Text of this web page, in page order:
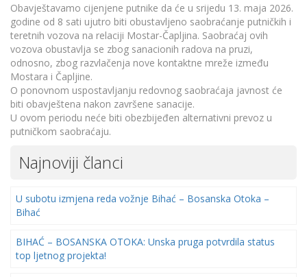
Obavještavamo cijenjene putnike da će u srijedu 13. maja 2026.
godine od 8 sati ujutro biti obustavljeno saobraćanje putničkih i
teretnih vozova na relaciji Mostar-Čapljina. Saobraćaj ovih
vozova obustavlja se zbog sanacionih radova na pruzi,
odnosno, zbog razvlačenja nove kontaktne mreže između
Mostara i Čapljine.
O ponovnom uspostavljanju redovnog saobraćaja javnost će
biti obavještena nakon završene sanacije.
U ovom periodu neće biti obezbijeđen alternativni prevoz u
putničkom saobraćaju.
Najnoviji članci
U subotu izmjena reda vožnje Bihać – Bosanska Otoka –
Bihać
BIHAĆ – BOSANSKA OTOKA: Unska pruga potvrdila status
top ljetnog projekta!